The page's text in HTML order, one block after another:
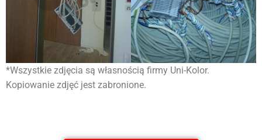
*Wszystkie zdjęcia są własnością firmy Uni-Kolor.
Kopiowanie zdjęć jest zabronione.